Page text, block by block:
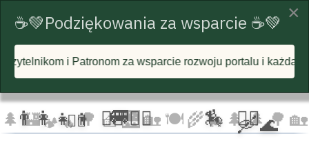
☁️ 🦅
☁️
🦅 🦅 ☁️
🌲 🏰🏕️ 🔥🌳 🧺🌉🏡 🍽️🌾🐄 🌲 🌲🌳 🏡
🚐 🚴‍♂️
🏇 🛶 🌊
🚴‍♀️ 🏃‍♂️ 🏃‍♀️
×
☕💚Podziękowania za wsparcie ☕💚
za wsparcie rozwoju portalu i każdą postawioną